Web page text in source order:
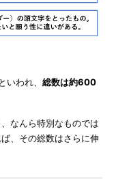
いわれ、 総数は約600
なんら特別なものでは
、その総数はさらに伸